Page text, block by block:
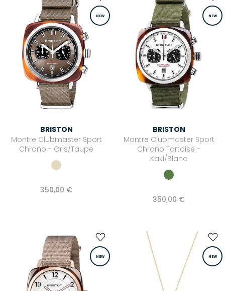
NEW
BRISTON
Montre Clubmaster Sport
Chrono - Gris/Taupe
350,00 €
NEW
BRISTON
Montre Clubmaster Sport
Chrono Tortoise -
Kaki/Blanc
350,00 €
NEW NEW